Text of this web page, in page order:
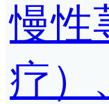
慢性
疗）